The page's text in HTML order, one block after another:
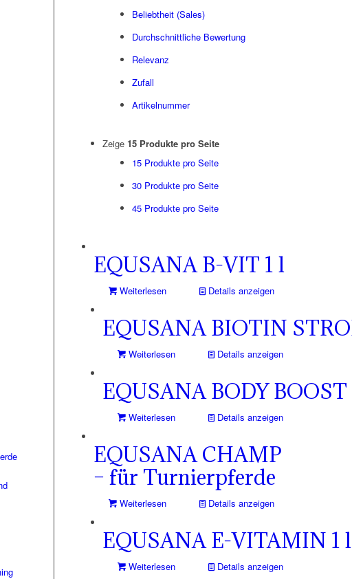
Beliebtheit (Sales)
Durchschnittliche Bewertung
Relevanz
Zufall
Artikelnummer
Zeige 15 Produkte pro Seite
15 Produkte pro Seite
30 Produkte pro Seite
45 Produkte pro Seite
EQUSANA B-VIT 1 l
Weiterlesen Details anzeigen
EQUSANA BIOTIN
Weiterlesen Details anzeigen
EQUSANA BODY BOOST
Weiterlesen Details anzeigen
EQUSANA CHAMP
– für Turnierpferde
Weiterlesen Details anzeigen
EQUSANA E-VITAMIN 1 l
Weiterlesen Details anzeigen